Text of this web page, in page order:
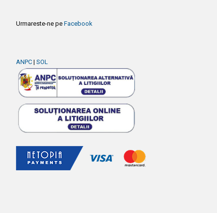
Urmareste-ne pe Facebook
ANPC | SOL